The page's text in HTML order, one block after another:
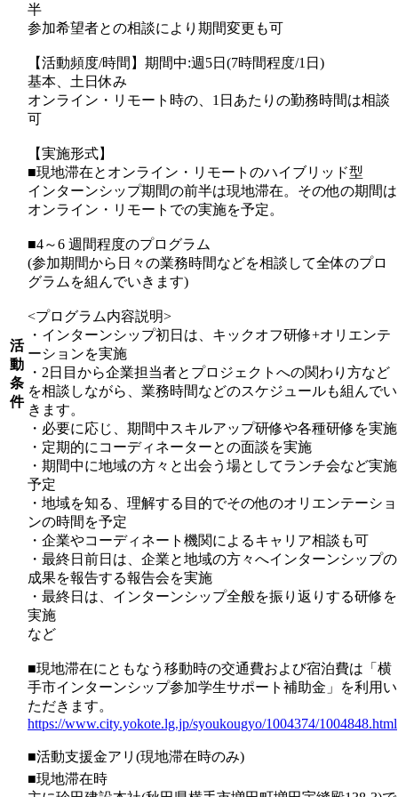
活
動
条
件
半
参加希望者との相談により期間変更も可
【活動頻度/時間】期間中:週5日(7時間程度/1日)
基本、土日休み
オンライン・リモート時の、1日あたりの勤務時間は相談
可
【実施形式】
■現地滞在とオンライン・リモートのハイブリッド型
インターンシップ期間の前半は現地滞在。その他の期間は
オンライン・リモートでの実施を予定。
■4～6 週間程度のプログラム
(参加期間から日々の業務時間などを相談して全体のプロ
グラムを組んでいきます)
<プログラム内容説明>
・インターンシップ初日は、キックオフ研修+オリエンテ
ーションを実施
・2日目から企業担当者とプロジェクトへの関わり方など
を相談しながら、業務時間などのスケジュールも組んでい
きます。
・必要に応じ、期間中スキルアップ研修や各種研修を実施
・定期的にコーディネーターとの面談を実施
・期間中に地域の方々と出会う場としてランチ会など実施
予定
・地域を知る、理解する目的でその他のオリエンテーショ
ンの時間を予定
・企業やコーディネート機関によるキャリア相談も可
・最終日前日は、企業と地域の方々へインターンシップの
成果を報告する報告会を実施
・最終日は、インターンシップ全般を振り返りする研修を
実施
など
■現地滞在にともなう移動時の交通費および宿泊費は「横
手市インターンシップ参加学生サポート補助金」を利用い
ただきます。
https://www.city.yokote.lg.jp/syoukougyo/1004374/1004848.html
■活動支援金アリ(現地滞在時のみ)
■現地滞在時